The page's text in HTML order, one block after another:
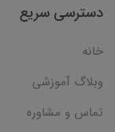
دسترسی سریع
خانه
وبلاگ آموزشی
تماس و مشاوره